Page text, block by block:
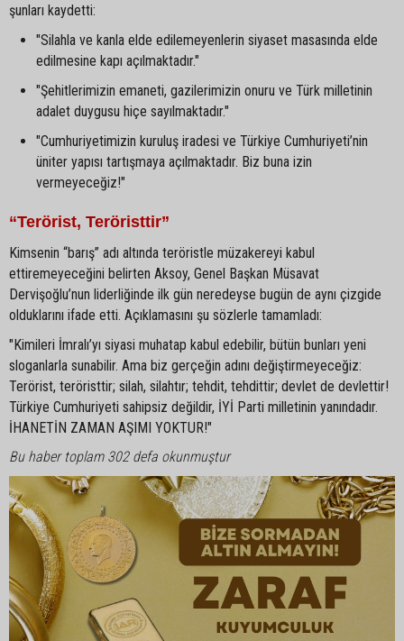
şunları kaydetti:
"Silahla ve kanla elde edilemeyenlerin siyaset masasında elde
edilmesine kapı açılmaktadır."
"Şehitlerimizin emaneti, gazilerimizin onuru ve Türk milletinin
adalet duygusu hiçe sayılmaktadır."
"Cumhuriyetimizin kuruluş iradesi ve Türkiye Cumhuriyeti’nin
üniter yapısı tartışmaya açılmaktadır. Biz buna izin
vermeyeceğiz!"
“Terörist, Teröristtir”
Kimsenin “barış” adı altında teröristle müzakereyi kabul
ettiremeyeceğini belirten Aksoy, Genel Başkan Müsavat
Dervişoğlu’nun liderliğinde ilk gün neredeyse bugün de aynı çizgide
olduklarını ifade etti. Açıklamasını şu sözlerle tamamladı:
"Kimileri İmralı’yı siyasi muhatap kabul edebilir, bütün bunları yeni
sloganlarla sunabilir. Ama biz gerçeğin adını değiştirmeyeceğiz:
Terörist, teröristtir; silah, silahtır; tehdit, tehdittir; devlet de devlettir!
Türkiye Cumhuriyeti sahipsiz değildir, İYİ Parti milletinin yanındadır.
İHANETİN ZAMAN AŞIMI YOKTUR!"
Bu haber toplam 302 defa okunmuştur